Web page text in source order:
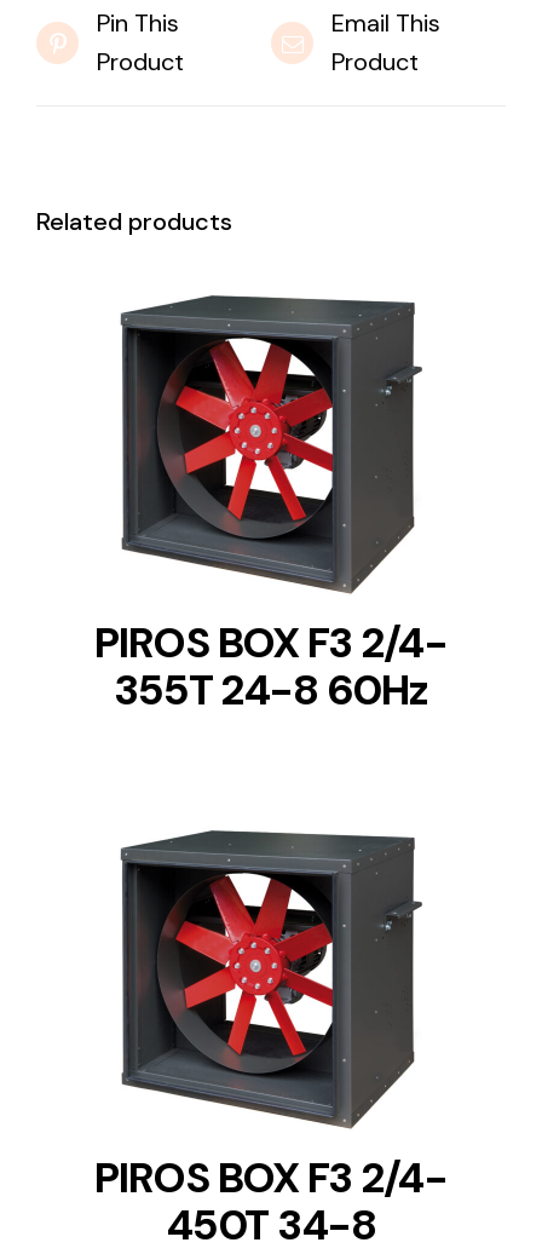
Pin This
Product
Email This
Product
Related products
DETAILS
PIROS BOX F3 2/4-
355T 24-8 60Hz
DETAILS
PIROS BOX F3 2/4-
450T 34-8